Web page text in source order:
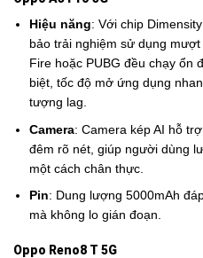
Hiệu năng: Với chip
bảo trải nghiệm sử dụng
Fire hoặc PUBG đều chạy ổn
biệt, tốc độ mở ứng dụng
tượng lag.
Camera: Camera kép AI hỗ
đêm rõ nét, giúp người dùng
một cách chân thực.
Pin: Dung lượng 5000mAh
mà không lo gián đoạn.
Oppo Reno8 T 5G